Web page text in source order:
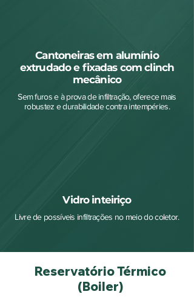
Cantoneiras em alumínio
extrudado e fixadas com clinch
mecânico
Sem furos e à prova de infiltração, oferece mais
robustez e durabilidade contra intempéries.
Vidro inteiriço
Livre de possíveis infiltrações no meio do coletor.
Reservatório Térmico
(Boiler)